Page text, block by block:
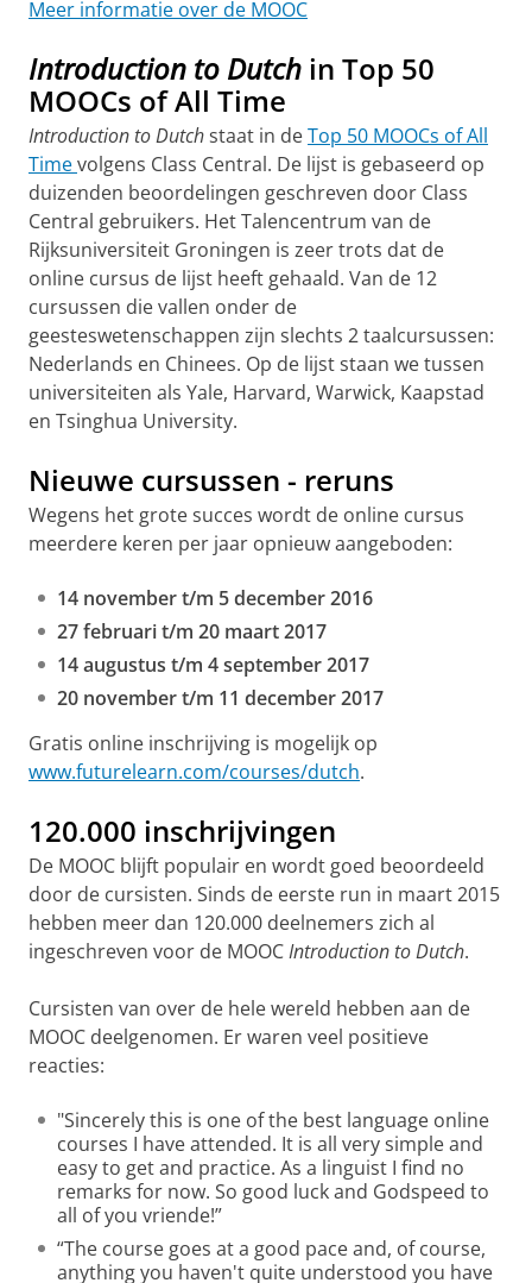
Meer informatie over de MOOC
Introduction to Dutch in Top 50
MOOCs of All Time
Introduction to Dutchstaat in deTop 50 MOOCs of All
Timevolgens Class Central. De lijst is gebaseerd op
duizenden beoordelingen geschreven door Class
Central gebruikers. Het Talencentrum van de
Rijksuniversiteit Groningen is zeer trots dat de
online cursus de lijst heeft gehaald. Van de 12
cursussen die vallen onder de
geesteswetenschappen zijn slechts 2 taalcursussen:
Nederlands en Chinees. Op de lijst staan we tussen
universiteiten als Yale, Harvard, Warwick, Kaapstad
en Tsinghua University.
Nieuwe cursussen - reruns
Wegens het grote succes wordt de online cursus
meerdere keren per jaar opnieuw aangeboden:
14 november t/m 5 december 2016
27 februari t/m 20 maart 2017
14 augustus t/m 4 september 2017
20 november t/m 11 december 2017
Gratis online inschrijving is mogelijk op
www.futurelearn.com/courses/dutch.
120.000 inschrijvingen
De MOOC blijft populair en wordt goed beoordeeld
door de cursisten. Sinds de eerste run in maart 2015
hebben meer dan 120.000 deelnemers zich al
ingeschreven voor de MOOCIntroduction to Dutch.
Cursisten van over de hele wereld hebben aan de
MOOC deelgenomen. Er waren veel positieve
reacties:
"Sincerely this is one of the best language online
courses I have attended. It is all very simple and
easy to get and practice. As a linguist I find no
remarks for now. So good luck and Godspeed to
all of you vriende!”
“The course goes at a good pace and, of course,
anything you haven't quite understood you have